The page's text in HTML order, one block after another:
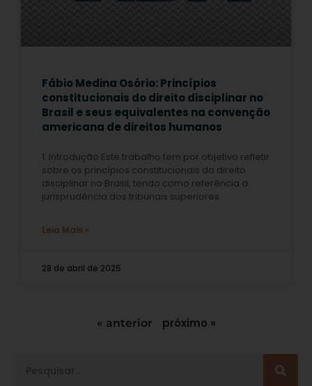
Fábio Medina Osório: Princípios
constitucionais do direito disciplinar no
Brasil e seus equivalentes na convenção
americana de direitos humanos
1. Introdução Este trabalho tem por objetivo refletir
sobre os princípios constitucionais do direito
disciplinar no Brasil, tendo como referência a
jurisprudência dos tribunais superiores
Leia Mais »
28 de abril de 2025
« anterior próximo »